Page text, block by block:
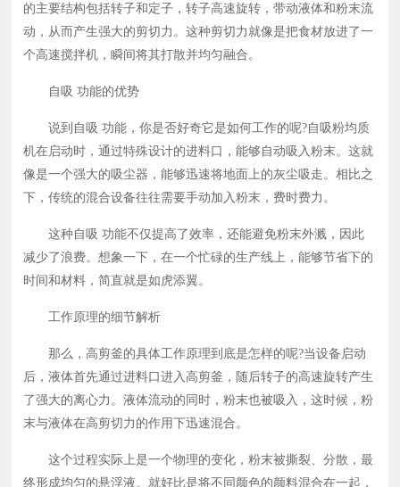
的主要结构包括转子和定子，转子高速旋转，带动液体和粉末流
动，从而产生强大的剪切力。这种剪切力就像是把食材放进了一
个高速搅拌机，瞬间将其打散并均匀融合。
自吸 功能的优势
说到自吸 功能，你是否好奇它是如何工作的呢?自吸粉均质
机在启动时，通过特殊设计的进料口，能够自动吸入粉末。这就
像是一个强大的吸尘器，能够迅速将地面上的灰尘吸走。相比之
下，传统的混合设备往往需要手动加入粉末，费时费力。
这种自吸 功能不仅提高了效率，还能避免粉末外溅，因此
减少了浪费。想象一下，在一个忙碌的生产线上，能够节省下的
时间和材料，简直就是如虎添翼。
工作原理的细节解析
那么，高剪釜的具体工作原理到底是怎样的呢?当设备启动
后，液体首先通过进料口进入高剪釜，随后转子的高速旋转产生
了强大的离心力。液体流动的同时，粉末也被吸入，这时候，粉
末与液体在高剪切力的作用下迅速混合。
这个过程实际上是一个物理的变化，粉末被撕裂、分散，最
终形成均匀的悬浮液。就好比是将不同颜色的颜料混合在一起，